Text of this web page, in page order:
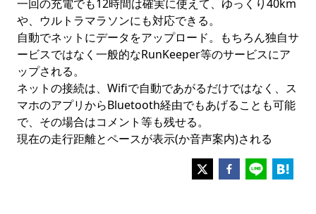
一回の充電でも12時間は確実に使えて、ゆっくり40km
や、ウルトラマラソンにも対応できる。
自動でネットにデータをアップロード。もちろん独自サ
ービスではなく一般的なRunKeeper等のサービスにア
ップされる。
ネットの接続は、Wifiで自動であがるだけではなく、ス
マホのアプリからBluetooth経由でもあげることも可能
で、その場合はコメント等も残せる。
現在の走行距離とペースが表示(か音声案内)される